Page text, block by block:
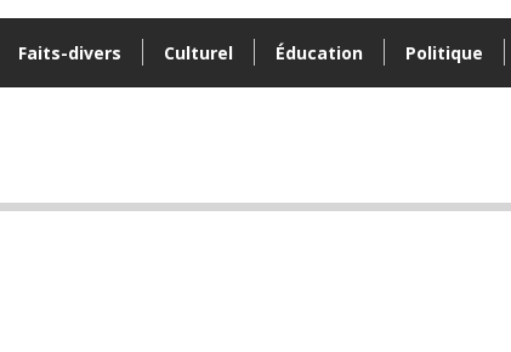
Faits-divers Culturel Éducation Politique